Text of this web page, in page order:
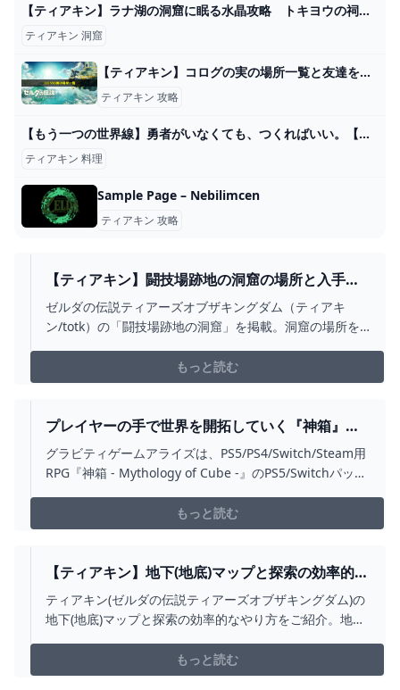
【ティアキン】ラナ湖の洞窟に眠る水晶攻略 トキヨウの祠（フルテロップ）ほこらチャレンジ - YouTube
ティアキン 洞窟
【ティアキン】コログの実の場所一覧と友達を助けるコツ【ティアーズオブザキングダム】 ワイトのゲーム案内所
ティアキン 攻略
【もう一つの世界線】勇者がいなくても、つくればいい。【ドラゴンクエストビルダーズ -アレフガルドを復活せよ-】part12 - YouTube
ティアキン 料理
Sample Page – Nebilimcen
ティアキン 攻略
【ティアキン】闘技場跡地の洞窟の場所と入手ア
イテム【ゼルダの伝説ティアーズオブザキングダ
ム】 - 神ゲー攻略
ゼルダの伝説ティアーズオブザキングダム（ティアキ
ン/totk）の「闘技場跡地の洞窟」を掲載。洞窟の場所を
もっと読む
プレイヤーの手で世界を開拓していく『神箱』の
探索。断片化された土地を修復しながら町やダン
ジョンを探すのが面白い【特集第2回】 - 電撃オン
グラビティゲームアライズは、PS5/PS4/Switch/Steam用
RPG『神箱 - Mythology of Cube -』のPS5/Switchパッケ
もっと読む
【ティアキン】地下(地底)マップと探索の効率的な
やり方【ゼルダの伝説ティアーズオブザキングダ
ム】 - アルテマ
ティアキン(ゼルダの伝説ティアーズオブザキングダム)の
地下(地底)マップと探索の効率的なやり方をご紹介。地下
などできることも記載しています。
もっと読む